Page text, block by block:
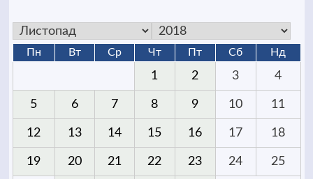
Пн Вт Ср Чт Пт Сб Нд
1 2 3 4
5 6 7 8 9 10 11
12 13 14 15 16 17 18
19 20 21 22 23 24 25